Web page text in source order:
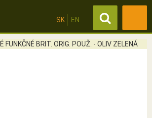
SK EN